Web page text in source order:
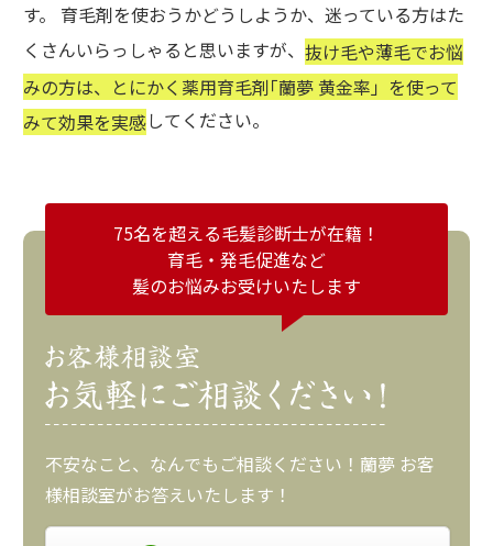
す。 育毛剤を使おうかどうしようか、迷っている方はた
くさんいらっしゃると思いますが、 抜け毛や薄毛でお悩
みの方は、とにかく薬用育毛剤｢蘭夢 黄金率」を使って
みて効果を実感してください。
75名を超える毛髪診断士が在籍！
育毛・発毛促進など
髪のお悩みお受けいたします
不安なこと、なんでもご相談ください！蘭夢 お客
様相談室がお答えいたします！